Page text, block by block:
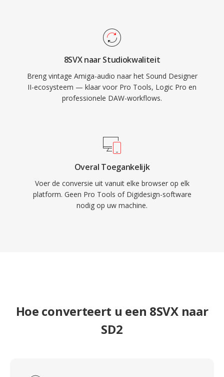
8SVX naar Studiokwaliteit
Breng vintage Amiga-audio naar het Sound Designer
II-ecosysteem — klaar voor Pro Tools, Logic Pro en
professionele DAW-workflows.
Overal Toegankelijk
Voer de conversie uit vanuit elke browser op elk
platform. Geen Pro Tools of Digidesign-software
nodig op uw machine.
Hoe converteert u een 8SVX naar
SD2